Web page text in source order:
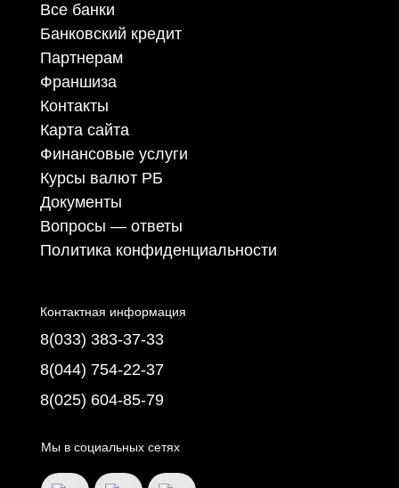
Все банки
Банковский кредит
Партнерам
Франшиза
Контакты
Карта сайта
Финансовые услуги
Курсы валют РБ
Документы
Вопросы — ответы
Политика конфиденциальности
Контактная информация
8(033) 383-37-33
8(044) 754-22-37
8(025) 604-85-79
Мы в социальных сетях